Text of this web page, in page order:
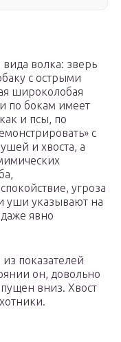
волка: зверь
с острыми
широколобая
по бокам имеет
и псы, по
с
и хвоста, а
угроза
уши указывают на
явно
показателей
он, довольно
вниз. Хвост